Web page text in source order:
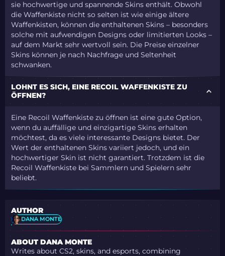
sie hochwertige und spannende Skins enthält. Obwohl
die Waffenkiste nicht so selten ist wie einige ältere
Waffenkisten, können die enthaltenen Skins – besonders
solche mit aufwendigen Designs oder limitierten Looks –
auf dem Markt sehr wertvoll sein. Die Preise einzelner
Skins können je nach Nachfrage und Seltenheit
schwanken.
LOHNT ES SICH, EINE RECOIL WAFFENKISTE ZU
ÖFFNEN?
Eine Recoil Waffenkiste zu öffnen ist eine gute Option,
wenn du auffällige und einzigartige Skins erhalten
möchtest, da es viele interessante Designs bietet. Der
Wert der enthaltenen Skins variiert jedoch, und ein
hochwertiger Skin ist nicht garantiert. Trotzdem ist die
Recoil Waffenkiste bei Sammlern und Spielern sehr
beliebt.
AUTHOR
DANA MONTE
ABOUT DANA MONTE
Writes about CS2, skins, and esports, combining